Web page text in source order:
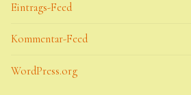
Eintrags-Feed
Kommentar-Feed
WordPress.org